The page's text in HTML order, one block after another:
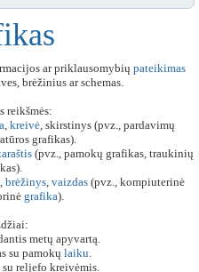
ar priklausomybių pateikimas
brėžinius ar schemas.
reikšmės:
, kreivė, skirstinys (pvz., pardavimų
grafikas).
(pvz., pamokų grafikas, traukinių
, brėžinys, vaizdas (pvz., kompiuterinė
grafika).
metų apyvartą.
su pamokų laiku.
reljefo kreivėmis.